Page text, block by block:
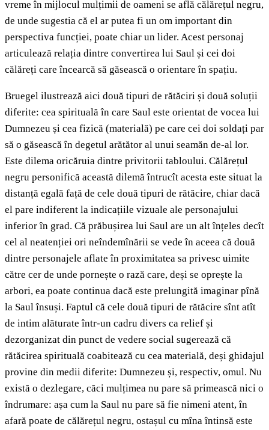
vreme în mijlocul mulțimii de oameni se află călărețul negru,
de unde sugestia că el ar putea fi un om important din
perspectiva funcției, poate chiar un lider. Acest personaj
articulează relația dintre convertirea lui Saul și cei doi
călăreți care încearcă să găsească o orientare în spațiu.
Bruegel ilustrează aici două tipuri de rătăciri și două soluții
diferite: cea spirituală în care Saul este orientat de vocea lui
Dumnezeu și cea fizică (materială) pe care cei doi soldați par
să o găsească în degetul arătător al unui seamăn de-al lor.
Este dilema oricăruia dintre privitorii tabloului. Călărețul
negru personifică această dilemă întrucît acesta este situat la
distanță egală față de cele două tipuri de rătăcire, chiar dacă
el pare indiferent la indicațiile vizuale ale personajului
inferior în grad. Că prăbușirea lui Saul are un alt înțeles decît
cel al neatenției ori neîndemînării se vede în aceea că două
dintre personajele aflate în proximitatea sa privesc uimite
către cer de unde pornește o rază care, deși se oprește la
arbori, ea poate continua dacă este prelungită imaginar pînă
la Saul însuși. Faptul că cele două tipuri de rătăcire sînt atît
de intim alăturate într-un cadru divers ca relief și
dezorganizat din punct de vedere social sugerează că
rătăcirea spirituală coabitează cu cea materială, deși ghidajul
provine din medii diferite: Dumnezeu și, respectiv, omul. Nu
există o dezlegare, căci mulțimea nu pare să primească nici o
îndrumare: așa cum la Saul nu pare să fie nimeni atent, în
afară poate de călărețul negru, ostașul cu mîna întinsă este